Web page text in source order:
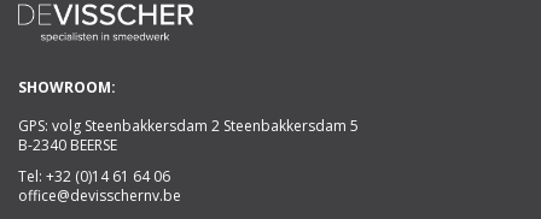
SHOWROOM:
GPS: volg Steenbakkersdam 2 Steenbakkersdam 5
B-2340 BEERSE
Tel: +32 (0)14 61 64 06
office@devisschernv.be